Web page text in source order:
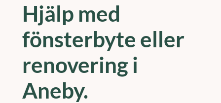
Hjälp med
fönsterbyte eller
renovering i
Aneby.